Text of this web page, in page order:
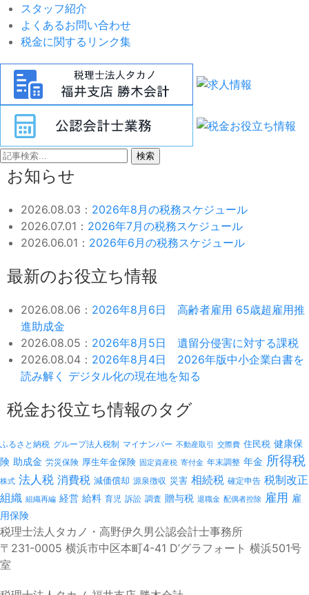
スタッフ紹介
よくあるお問い合わせ
税金に関するリンク集
検索
お知らせ
2026.08.03： 2026年8月の税務スケジュール
2026.07.01： 2026年7月の税務スケジュール
2026.06.01： 2026年6月の税務スケジュール
最新のお役立ち情報
2026.08.06： 2026年8月6日 高齢者雇用 65歳超雇用推
進助成金
2026.08.05： 2026年8月5日 遺留分侵害に対する課税
2026.08.04： 2026年8月4日 2026年版中小企業白書を
読み解く デジタル化の現在地を知る
税金お役立ち情報のタグ
ふるさと納税 グループ法人税制 マイナンバー 不動産取引 交際費 住民税 健康保
険 助成金 労災保険 厚生年金保険 固定資産税 寄付金 年末調整 年金 所得税
株式 法人税 消費税 減価償却 源泉徴収 災害 相続税 確定申告 税制改正
組織 組織再編 経営 給料 育児 訴訟 調査 贈与税 退職金 配偶者控除 雇用 雇
用保険
税理士法人タカノ・高野伊久男公認会計士事務所
〒231-0005 横浜市中区本町4-41 D’グラフォート 横浜501号
室